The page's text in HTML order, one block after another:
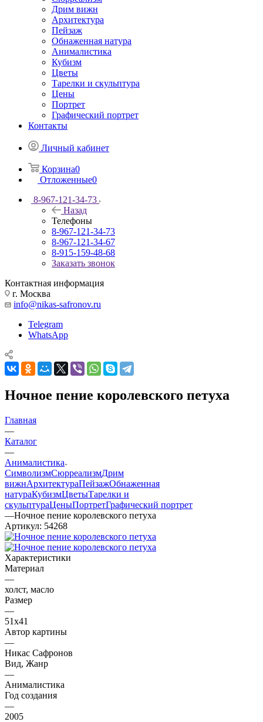
Дрим вижн
Архитектура
Пейзаж
Обнаженная натура
Анималистика
Кубизм
Цветы
Тарелки и скульптура
Цены
Портрет
Графический портрет
Контакты
Личный кабинет
Корзина0
Отложенные0
8-967-121-34-73
Назад
Телефоны
8-967-121-34-73
8-967-121-34-67
8-915-159-48-68
Заказать звонок
Контактная информация
г. Москва
info@nikas-safronov.ru
Telegram
WhatsApp
Ночное пение королевского петуха
Главная
—
Каталог
—
Анималистика
СимволизмСюрреализмДрим
вижнАрхитектураПейзажОбнаженная
натураКубизмЦветыТарелки и
скульптураЦеныПортретГрафический портрет
—Ночное пение королевского петуха
Артикул: 54268
Характеристики
Материал
—
холст, масло
Размер
—
51х41
Автор картины
—
Никас Сафронов
Вид, Жанр
—
Анималистика
Год создания
—
2005